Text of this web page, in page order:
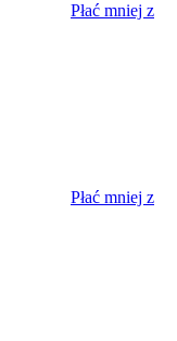
Płać mniej z
Płać mniej z